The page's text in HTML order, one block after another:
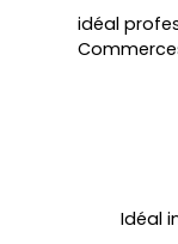
idéal
Idéal